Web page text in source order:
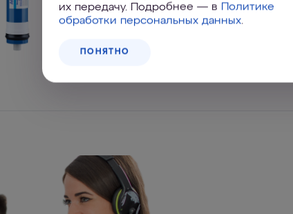
Адреса магазинов
их передачу. Подробнее — в Политике
обработки персональных данных.
ПОНЯТНО